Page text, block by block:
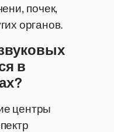
почек,
органов.
в
центры